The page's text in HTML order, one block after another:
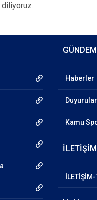
diliyoruz.
GÜNDEM
Haberler
Duyurular
Kamu
İLETİŞİM
İLETİŞİM-